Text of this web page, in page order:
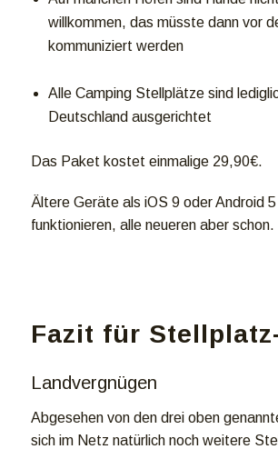
willkommen, das müsste dann vor
kommuniziert werden
Alle Camping Stellplätze sind
Deutschland ausgerichtet
Das Paket kostet einmalige 29,90€.
Ältere Geräte als iOS 9 oder Android
funktionieren, alle neueren aber schon.
Fazit für
Landvergnügen
Abgesehen von den drei oben
sich im Netz natürlich noch weitere